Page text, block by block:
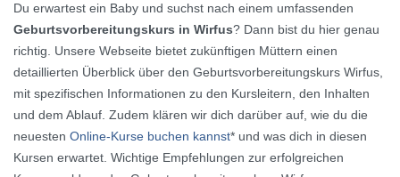
Du erwartest ein Baby und suchst nach einem umfassenden
Geburtsvorbereitungskurs in Wirfus? Dann bist du hier genau
richtig. Unsere Webseite bietet zukünftigen Müttern einen
detaillierten Überblick über den Geburtsvorbereitungskurs Wirfus,
mit spezifischen Informationen zu den Kursleitern, den Inhalten
und dem Ablauf. Zudem klären wir dich darüber auf, wie du die
neuesten Online-Kurse buchen kannst* und was dich in diesen
Kursen erwartet. Wichtige Empfehlungen zur erfolgreichen